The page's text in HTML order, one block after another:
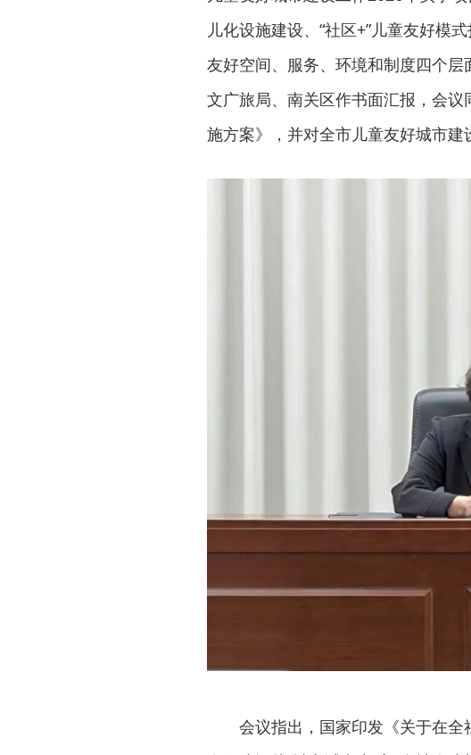
儿化设施建设、“社区+”儿童友好模
友好空间、服务、环境和制度四个
文广旅局、南关区作书面汇报，会
施方案》，并对全市儿童友好城市建
会议指出，国家印发《关于在